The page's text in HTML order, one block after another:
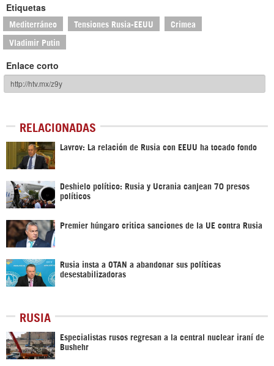
Etiquetas
Mediterráneo Tensiones Rusia-EEUU Crimea
Vladimir Putin
Enlace corto
RELACIONADAS
Lavrov: La relación de Rusia con EEUU ha tocado fondo
Deshielo político: Rusia y Ucrania canjean 70 presos
políticos
Premier húngaro critica sanciones de la UE contra Rusia
Rusia insta a OTAN a abandonar sus políticas
desestabilizadoras
RUSIA
Especialistas rusos regresan a la central nuclear iraní de
Bushehr